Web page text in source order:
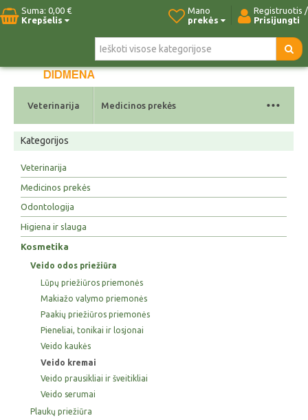
Suma: 0,00 €
Krepšelis
Registruotis /
Prisijungti
Mano
prekės
Pradžia Naujos prekės Kontaktai
Veterinarija Medicinos prekės ...
Kategorijos
Veterinarija
Medicinos prekės
Odontologija
Higiena ir slauga
Kosmetika
Veido odos priežiūra
Lūpų priežiūros priemonės
Makiažo valymo priemonės
Paakių priežiūros priemonės
Pieneliai, tonikai ir losjonai
Veido kaukės
Veido kremai
Veido prausikliai ir šveitikliai
Veido serumai
Plaukų priežiūra